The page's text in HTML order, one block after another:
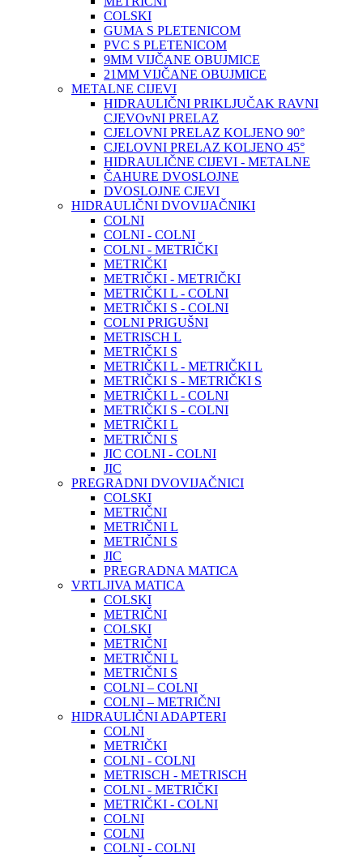
COLSKI
GUMA S PLETENICOM
PVC S PLETENICOM
9MM VIJČANE OBUJMICE
21MM VIJČANE OBUJMICE
METALNE CIJEVI
HIDRAULIČNI PRIKLJUČAK RAVNI
CJEVOvNI PRELAZ
CJELOVNI PRELAZ KOLJENO 90°
CJELOVNI PRELAZ KOLJENO 45°
HIDRAULIČNE CIJEVI - METALNE
ČAHURE DVOSLOJNE
DVOSLOJNE CJEVI
HIDRAULIČNI DVOVIJAČNIKI
COLNI
COLNI - COLNI
COLNI - METRIČKI
METRIČKI
METRIČKI - METRIČKI
METRIČKI L - COLNI
METRIČKI S - COLNI
COLNI PRIGUŠNI
METRISCH L
METRIČKI S
METRIČKI L - METRIČKI L
METRIČKI S - METRIČKI S
METRIČKI L - COLNI
METRIČKI S - COLNI
METRIČKI L
METRIČNI S
JIC COLNI - COLNI
JIC
PREGRADNI DVOVIJAČNICI
COLSKI
METRIČNI
METRIČNI L
METRIČNI S
JIC
PREGRADNA MATICA
VRTLJIVA MATICA
COLSKI
METRIČNI
COLSKI
METRIČNI
METRIČNI L
METRIČNI S
COLNI – COLNI
COLNI – METRIČNI
HIDRAULIČNI ADAPTERI
COLNI
METRIČKI
COLNI - COLNI
METRISCH - METRISCH
COLNI - METRIČKI
METRIČKI - COLNI
COLNI
COLNI
COLNI - COLNI